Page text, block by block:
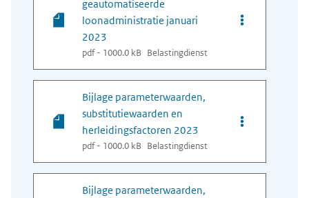
geautomatiseerde
loonadministratie januari
2023
pdf - 1000.0 kB Belastingdienst
Opties van
Bijlage parameterwaarden,
substitutiewaarden en
herleidingsfactoren 2023
pdf - 1000.0 kB Belastingdienst
Opties van
Bijlage parameterwaarden,